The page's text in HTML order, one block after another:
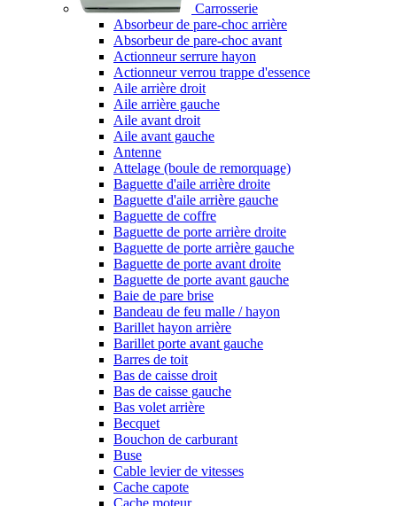
Carrosserie
Absorbeur de pare-choc arrière
Absorbeur de pare-choc avant
Actionneur serrure hayon
Actionneur verrou trappe d'essence
Aile arrière droit
Aile arrière gauche
Aile avant droit
Aile avant gauche
Antenne
Attelage (boule de remorquage)
Baguette d'aile arrière droite
Baguette d'aile arrière gauche
Baguette de coffre
Baguette de porte arrière droite
Baguette de porte arrière gauche
Baguette de porte avant droite
Baguette de porte avant gauche
Baie de pare brise
Bandeau de feu malle / hayon
Barillet hayon arrière
Barillet porte avant gauche
Barres de toit
Bas de caisse droit
Bas de caisse gauche
Bas volet arrière
Becquet
Bouchon de carburant
Buse
Cable levier de vitesses
Cache capote
Cache moteur